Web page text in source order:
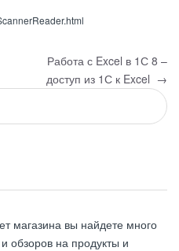
Работа с Excel в 1С 8 –
доступ из 1С к Excel →
магазина вы найдете много
обзоров на продукты и